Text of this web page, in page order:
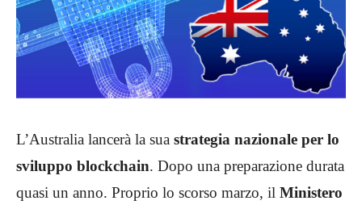
L’Australia lancerà la sua strategia nazionale per lo
sviluppo blockchain. Dopo una preparazione durata
quasi un anno. Proprio lo scorso marzo, il Ministero